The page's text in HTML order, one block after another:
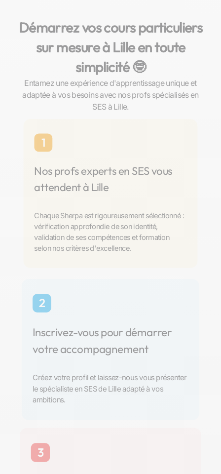
Démarrez vos cours particuliers
sur mesure à Lille en toute
simplicité 🤓​
Entamez une expérience d'apprentissage unique et
adaptée à vos besoins avec nos profs spécialisés en
SES à Lille.
1
Nos profs experts en SES vous
attendent à Lille
Chaque Sherpa est rigoureusement sélectionné :
vérification approfondie de son identité,
validation de ses compétences et formation
selon nos critères d'excellence.
2
Inscrivez-vous pour démarrer
votre accompagnement
Créez votre profil et laissez-nous vous présenter
le spécialiste en SES de Lille adapté à vos
ambitions.
3